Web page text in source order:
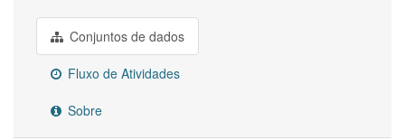
Conjuntos de dados
Fluxo de Atividades
Sobre